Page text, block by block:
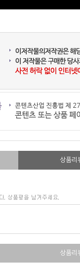
상품리
상품리